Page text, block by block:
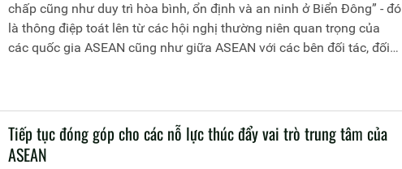
chấp cũng như duy trì hòa bình, ổn định và an ninh ở Biển Đông” - đó
là thông điệp toát lên từ các hội nghị thường niên quan trọng của
các quốc gia ASEAN cũng như giữa ASEAN với các bên đối tác, đối
Tiếp tục đóng góp cho các nỗ lực thúc đẩy vai trò trung tâm của
ASEAN